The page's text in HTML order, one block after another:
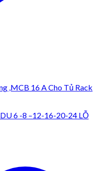
,MCB 16 A Cho Tủ Rack